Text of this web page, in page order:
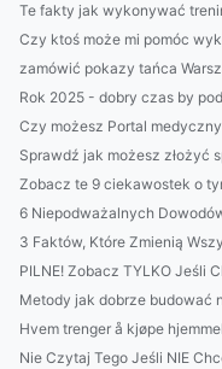
Te fakty jak wykonywać
Czy ktoś może mi pomóc
zamówić pokazy tańca
Rok 2025 - dobry czas by
Czy możesz Portal
Sprawdź jak możesz złożyć
Zobacz te 9 ciekawostek o
6 Niepodważalnych
3 Faktów, Które Zmienią
PILNE! Zobacz TYLKO Jeśli
Metody jak dobrze budować
Hvem trenger å kjøpe
Nie Czytaj Tego Jeśli NIE